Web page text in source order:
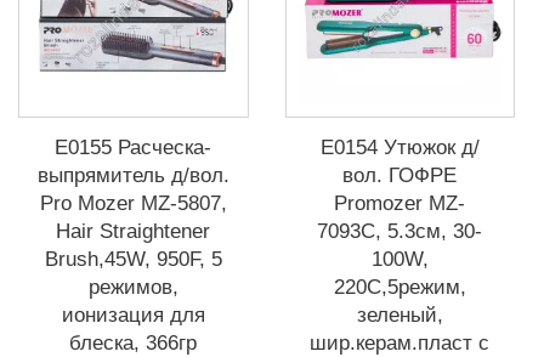
Е0155 Расческа-
выпрямитель д/вол.
Pro Мozer MZ-5807,
Hair Straightener
Brush,45W, 950F, 5
режимов,
ионизация для
блеска, 366гр
Е0154 Утюжок д/
вол. ГОФРЕ
Promozer MZ-
7093C, 5.3см, 30-
100W,
220С,5режим,
зеленый,
шир.керам.пласт с